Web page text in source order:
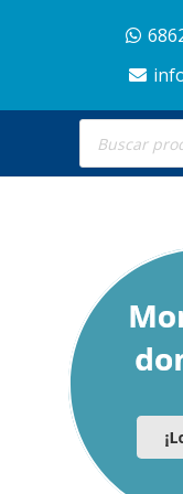
Búsqueda
de
productos